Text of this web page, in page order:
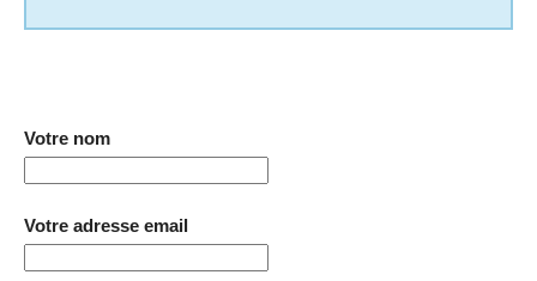
Votre nom
Votre adresse email